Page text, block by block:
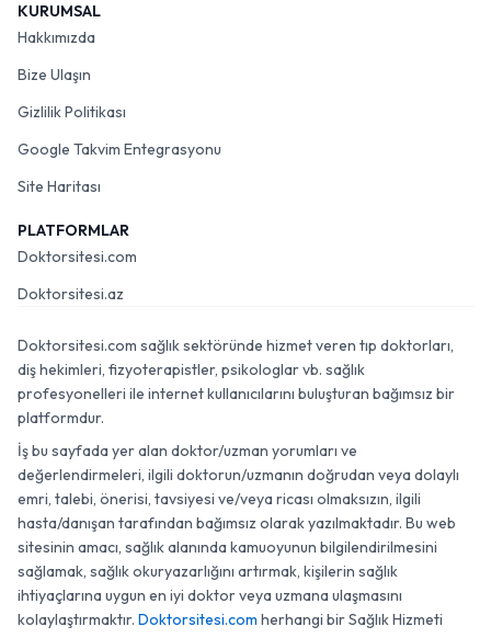
KURUMSAL
Hakkımızda
Bize Ulaşın
Gizlilik Politikası
Google Takvim Entegrasyonu
Site Haritası
PLATFORMLAR
Doktorsitesi.com
Doktorsitesi.az
Doktorsitesi.com sağlık sektöründe hizmet veren tıp doktorları,
diş hekimleri, fizyoterapistler, psikologlar vb. sağlık
profesyonelleri ile internet kullanıcılarını buluşturan bağımsız bir
platformdur.
İş bu sayfada yer alan doktor/uzman yorumları ve
değerlendirmeleri, ilgili doktorun/uzmanın doğrudan veya dolaylı
emri, talebi, önerisi, tavsiyesi ve/veya ricası olmaksızın, ilgili
hasta/danışan tarafından bağımsız olarak yazılmaktadır. Bu web
sitesinin amacı, sağlık alanında kamuoyunun bilgilendirilmesini
sağlamak, sağlık okuryazarlığını artırmak, kişilerin sağlık
ihtiyaçlarına uygun en iyi doktor veya uzmana ulaşmasını
kolaylaştırmaktır. Doktorsitesi.com herhangi bir Sağlık Hizmeti